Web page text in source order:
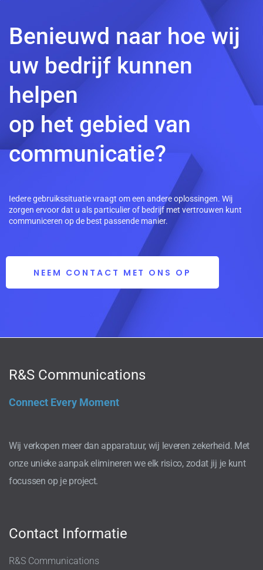
Benieuwd naar hoe wij
uw bedrijf kunnen
helpen
op het gebied van
communicatie?
Iedere gebruikssituatie vraagt om een andere oplossingen. Wij
zorgen ervoor dat u als particulier of bedrijf met vertrouwen kunt
communiceren op de best passende manier.
NEEM CONTACT MET ONS OP
R&S Communications
Connect Every Moment
Wij verkopen meer dan apparatuur, wij leveren zekerheid. Met
onze unieke aanpak elimineren we elk risico, zodat jij je kunt
focussen op je project.
Contact Informatie
R&S Communications